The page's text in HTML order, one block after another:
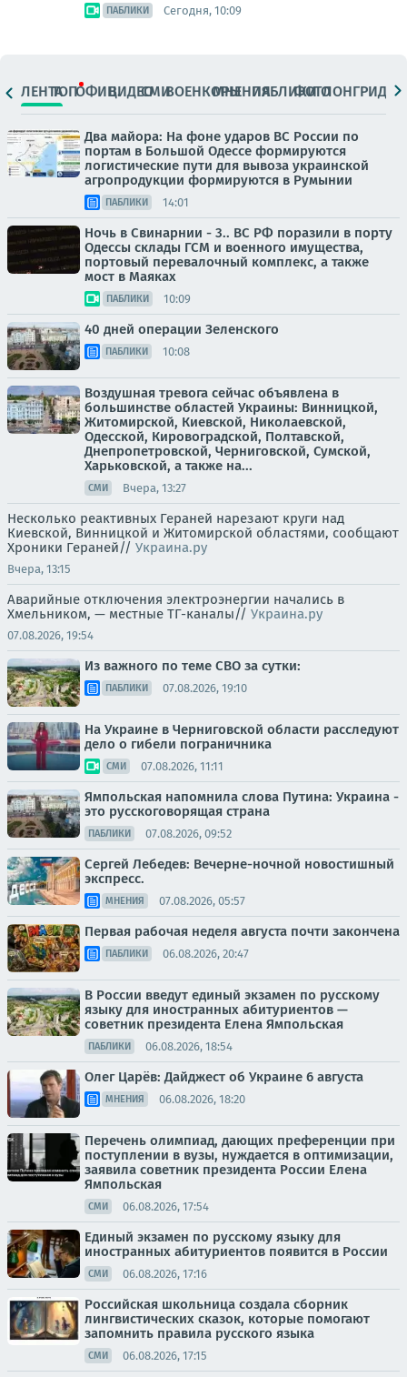
ПАБЛИКИ Сегодня, 10:09
ЛЕНТАТОПОФИЦ.ВИДЕОСМИВОЕНКОРЫМНЕНИЯПАБЛИКИ
ФОТОЛОНГРИДЫ
Два майора: На фоне ударов ВС России по
портам в Большой Одессе формируются
логистические пути для вывоза украинской
агропродукции формируются в Румынии
ПАБЛИКИ 14:01
Ночь в Свинарнии - 3.. ВС РФ поразили в порту
Одессы склады ГСМ и военного имущества,
портовый перевалочный комплекс, а также
мост в Маяках
ПАБЛИКИ 10:09
40 дней операции Зеленского
ПАБЛИКИ 10:08
Воздушная тревога сейчас объявлена в
большинстве областей Украины: Винницкой,
Житомирской, Киевской, Николаевской,
Одесской, Кировоградской, Полтавской,
Днепропетровской, Черниговской, Сумской,
Харьковской, а также на...
СМИ Вчера, 13:27
Несколько реактивных Гераней нарезают круги над
Киевской, Винницкой и Житомирской областями, сообщают
Хроники Гераней// Украина.ру
Вчера, 13:15
Аварийные отключения электроэнергии начались в
Хмельником, — местные ТГ-каналы// Украина.ру
07.08.2026, 19:54
Из важного по теме СВО за сутки:
ПАБЛИКИ 07.08.2026, 19:10
На Украине в Черниговской области расследуют
дело о гибели пограничника
СМИ 07.08.2026, 11:11
Ямпольская напомнила слова Путина: Украина -
это русскоговорящая страна
ПАБЛИКИ 07.08.2026, 09:52
Сергей Лебедев: Вечерне-ночной новостишный
экспресс.
МНЕНИЯ 07.08.2026, 05:57
Первая рабочая неделя августа почти закончена
ПАБЛИКИ 06.08.2026, 20:47
В России введут единый экзамен по русскому
языку для иностранных абитуриентов —
советник президента Елена Ямпольская
ПАБЛИКИ 06.08.2026, 18:54
Олег Царёв: Дайджест об Украине 6 августа
МНЕНИЯ 06.08.2026, 18:20
Перечень олимпиад, дающих преференции при
поступлении в вузы, нуждается в оптимизации,
заявила советник президента России Елена
Ямпольская
СМИ 06.08.2026, 17:54
Единый экзамен по русскому языку для
иностранных абитуриентов появится в России
СМИ 06.08.2026, 17:16
Российская школьница создала сборник
лингвистических сказок, которые помогают
запомнить правила русского языка
СМИ 06.08.2026, 17:15